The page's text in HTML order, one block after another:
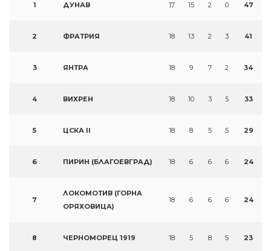
1 ДУНАВ 17 15 2 0 47
2 ФРАТРИЯ 18 13 2 3 41
3 ЯНТРА 18 9 7 2 34
4 ВИХРЕН 18 10 3 5 33
5 ЦСКА II 18 8 5 5 29
6 ПИРИН (БЛАГОЕВГРАД) 18 6 6 6 24
7
ЛОКОМОТИВ (ГОРНА
ОРЯХОВИЦА)
18 6 6 6 24
8 ЧЕРНОМОРЕЦ 1919 18 5 8 5 23